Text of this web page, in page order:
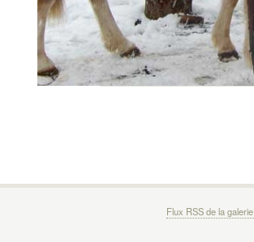
Flux RSS de la galerie